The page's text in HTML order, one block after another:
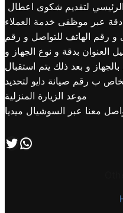
الرئيسي لتقديم شكوى اعطال
دقة عبر موظفى خدمة العملاء
رقم الهاتف للتواصل و رقم
العنوان بدقة و نوع الجهاز و
و بعد ذلك يتم استقبال
ب رقم صيانة دايو لتحديد
موعد الزيارة المنزلية
معنا عبر السوشيال ميديا
تابعنا علي صفحة التويتر اتصل بنا علي طريق الوتساب